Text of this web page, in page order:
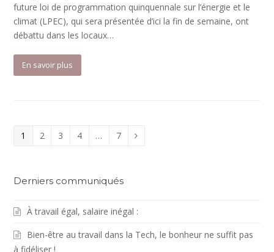
future loi de programmation quinquennale sur l’énergie et le
climat (LPEC), qui sera présentée d’ici la fin de semaine, ont
débattu dans les locaux…
En savoir plus
Page
1 Page
2 Page
3 Page
4 … Page
7 Suivant
Derniers communiqués
À travail égal, salaire inégal :
Bien-être au travail dans la Tech, le bonheur ne suffit pas
à fidéliser !